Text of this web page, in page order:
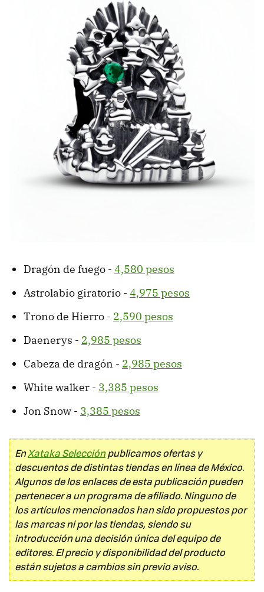
Dragón de fuego - 4,580 pesos
Astrolabio giratorio - 4,975 pesos
Trono de Hierro - 2,590 pesos
Daenerys - 2,985 pesos
Cabeza de dragón - 2,985 pesos
White walker - 3,385 pesos
Jon Snow - 3,385 pesos
EnXataka Selecciónpublicamos ofertas y
descuentos de distintas tiendas en línea de México.
Algunos de los enlaces de esta publicación pueden
pertenecer a un programa de afiliado. Ninguno de
los artículos mencionados han sido propuestos por
las marcas ni por las tiendas, siendo su
introducción una decisión única del equipo de
editores. El precio y disponibilidad del producto
están sujetos a cambios sin previo aviso.